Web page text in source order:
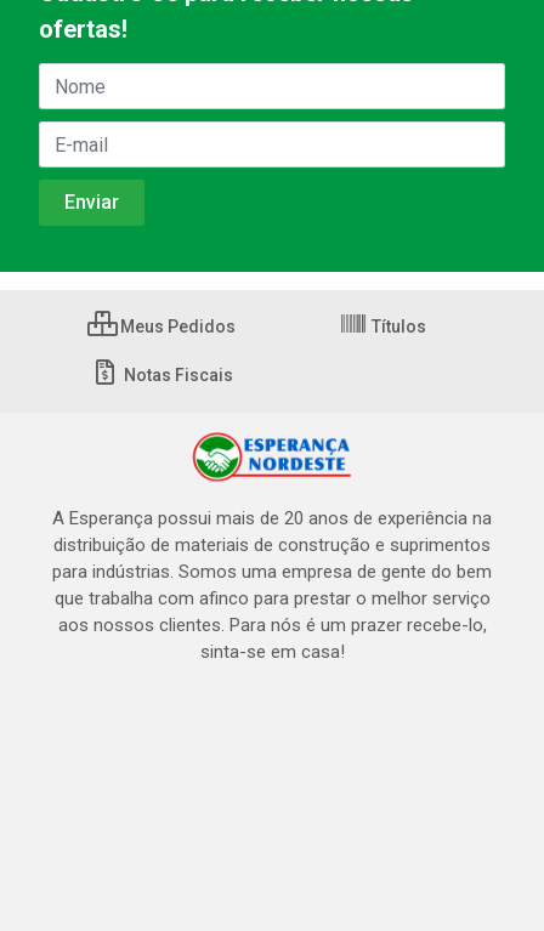
ofertas!
Meus Pedidos Títulos
Notas Fiscais
A Esperança possui mais de 20 anos de experiência na
distribuição de materiais de construção e suprimentos
para indústrias. Somos uma empresa de gente do bem
que trabalha com afinco para prestar o melhor serviço
aos nossos clientes. Para nós é um prazer recebe-lo,
sinta-se em casa!